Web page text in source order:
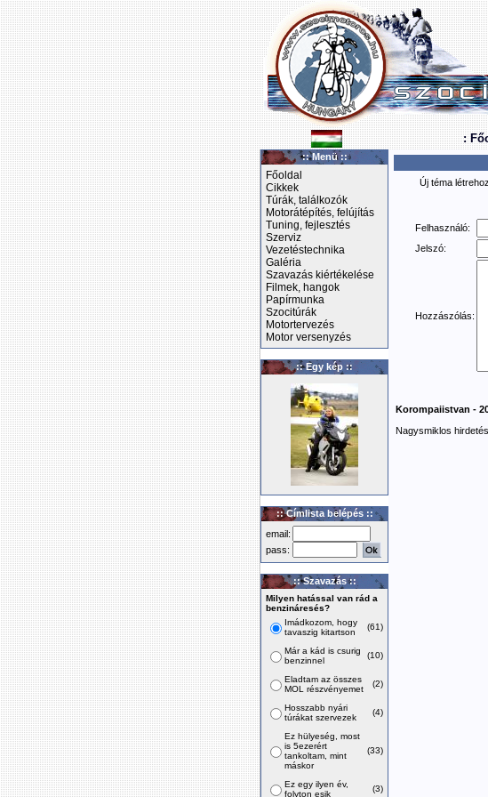
:
:: Menü ::
Főoldal
Cikkek
Túrák, találkozók
Motorátépítés, felújítás
Tuning, fejlesztés
Szerviz
Vezetéstechnika
Galéria
Szavazás kiértékelése
Filmek, hangok
Papírmunka
Szocitúrák
Motortervezés
Motor versenyzés
:: Egy kép ::
:: Címlista belépés ::
email:
pass:
:: Szavazás ::
Milyen hatással van rád a
benzináresés?
Imádkozom, hogy
tavaszig kitartson
(61)
Már a kád is csurig
benzinnel
(10)
Eladtam az összes
MOL részvényemet
(2)
Hosszabb nyári
túrákat szervezek
(4)
Ez hülyeség, most
is 5ezerért
tankoltam, mint
máskor
(33)
Ez egy ilyen év,
folyton esik
(3)
Új téma
Felhasználó:
Jelszó:
Hozzászólás:
Korompaiistvan -
Nagysmiklos